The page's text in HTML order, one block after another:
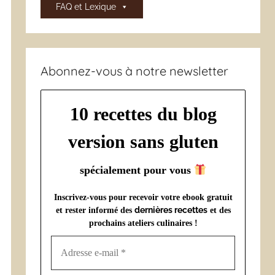
FAQ et Lexique
Abonnez-vous à notre newsletter
10 recettes du blog
version sans gluten
spécialement pour vous
Inscrivez-vous pour recevoir votre ebook gratuit
et rester informé des dernières recettes et des
prochains ateliers culinaires !